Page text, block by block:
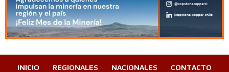
INICIO REGIONALES NACIONALES CONTACTO